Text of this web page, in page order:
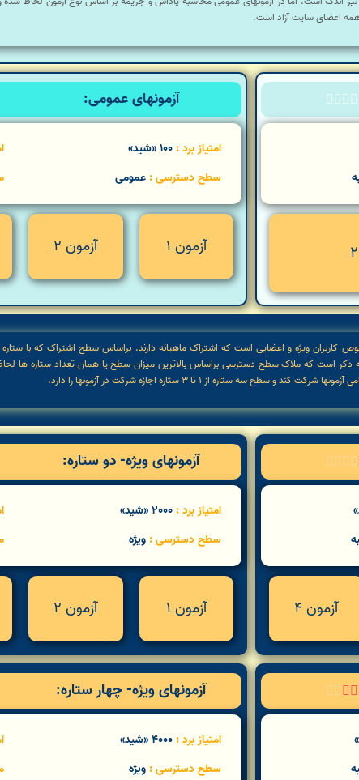
همه اعضای سایت آزاد است.



 آزمونهای عمومی:
امتیاز برد :
سطح دسترسی : عمومی
آزمون 1 آزمون 2
کاربران ویژه و اعضایی است که اشتراک ماهیانه دارند. براساس سطح اشتراک که با
و سطح سه ستاره از 1 تا 3 ستاره اجازه شرکت در آزمونها را دارد.




آزمون 4
آزمونهای ویژه- دو ستاره:
امتیاز برد :
سطح دسترسی : ویژه
آزمون 1 آزمون 2



 آزمونهای ویژه- چهار ستاره:
امتیاز برد :
سطح دسترسی : ویژه